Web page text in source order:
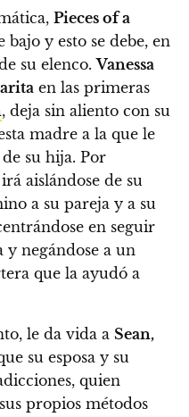
Pieces of a
bajo y esto se debe, en
su elenco.Vanessa
en las primeras
, deja sin aliento con su
madre a la que le
su hija. Por
irá aislándose de su
a su pareja y a su
en seguir
negándose a un
que la ayudó a
le da vida a Sean,
su esposa y su
quien
propios métodos